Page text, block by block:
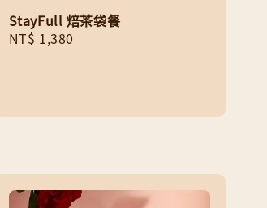
StayFull 焙茶袋餐
Regular
NT$ 1,380